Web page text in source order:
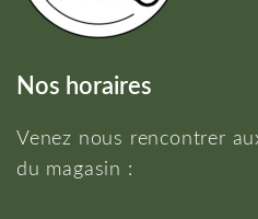
Nos horaires
Venez nous rencontrer
du magasin :